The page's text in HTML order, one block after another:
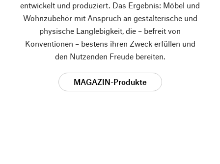
entwickelt und produziert. Das Ergebnis: Möbel und
Wohnzubehör mit Anspruch an gestalterische und
physische Langlebigkeit, die – befreit von
Konventionen – bestens ihren Zweck erfüllen und
den Nutzenden Freude bereiten.
MAGAZIN-Produkte